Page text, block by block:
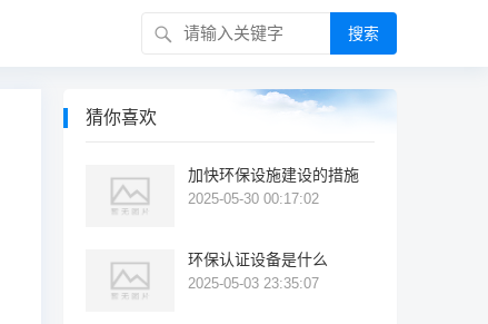
搜索
猜你喜欢
加快环保设施建设的措施
2025-05-30 00:17:02
环保认证设备是什么
2025-05-03 23:35:07